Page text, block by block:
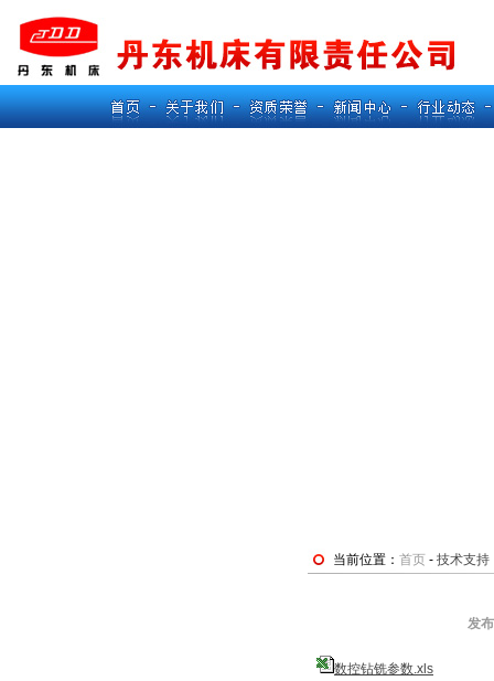
当前位置： 首页 - 技术支持
发
数控钻铣参数.xls